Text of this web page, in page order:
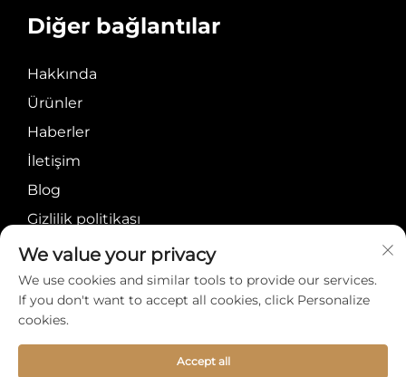
Diğer bağlantılar
Hakkında
Ürünler
Haberler
İletişim
Blog
Gizlilik politikası
Telif Hakkı © Meiyi
International Group
We value your privacy
We use cookies and similar tools to provide our services.
If you don't want to accept all cookies, click Personalize
cookies.
Accept all